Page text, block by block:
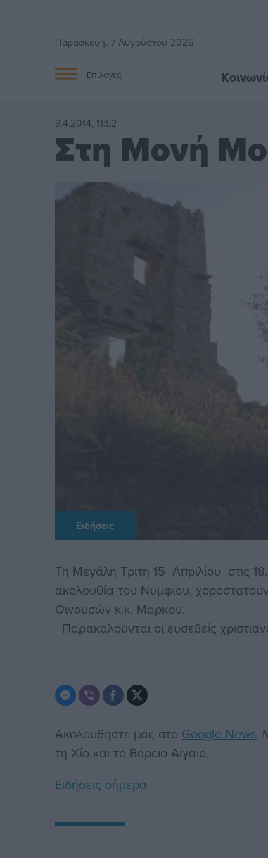
Παρασκευή, 7 Αυγούστου 2026
Επιλογές
9.4.2014, 11:52
Στη Μονή
Ειδήσεις
Τη Μεγάλη Τρίτη 15 Απριλίου στις
ακολουθία του Νυμφίου,
Οινουσών κ.κ. Μάρκου.
Παρακαλούνται οι ευσεβείς
Ακολουθήστε μας στο Google News.
τη Χίο και το Βόρειο Αιγαίο.
Ειδήσεις σήμερα